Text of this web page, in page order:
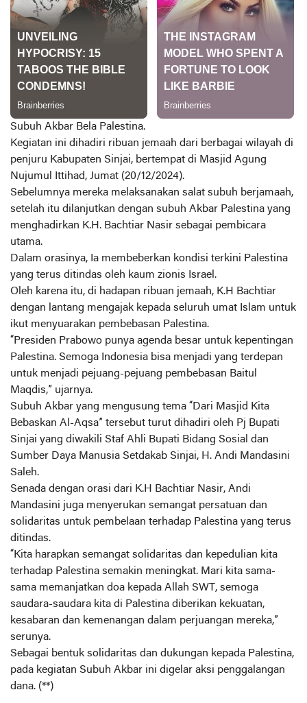
Subuh Akbar Bela Palestina.
Kegiatan ini dihadiri ribuan jemaah dari berbagai wilayah di
penjuru Kabupaten Sinjai, bertempat di Masjid Agung
Nujumul Ittihad, Jumat (20/12/2024).
Sebelumnya mereka melaksanakan salat subuh berjamaah,
setelah itu dilanjutkan dengan subuh Akbar Palestina yang
menghadirkan K.H. Bachtiar Nasir sebagai pembicara
utama.
Dalam orasinya, Ia membeberkan kondisi terkini Palestina
yang terus ditindas oleh kaum zionis Israel.
Oleh karena itu, di hadapan ribuan jemaah, K.H Bachtiar
dengan lantang mengajak kepada seluruh umat Islam untuk
ikut menyuarakan pembebasan Palestina.
“Presiden Prabowo punya agenda besar untuk kepentingan
Palestina. Semoga Indonesia bisa menjadi yang terdepan
untuk menjadi pejuang-pejuang pembebasan Baitul
Maqdis,” ujarnya.
Subuh Akbar yang mengusung tema “Dari Masjid Kita
Bebaskan Al-Aqsa” tersebut turut dihadiri oleh Pj Bupati
Sinjai yang diwakili Staf Ahli Bupati Bidang Sosial dan
Sumber Daya Manusia Setdakab Sinjai, H. Andi Mandasini
Saleh.
Senada dengan orasi dari K.H Bachtiar Nasir, Andi
Mandasini juga menyerukan semangat persatuan dan
solidaritas untuk pembelaan terhadap Palestina yang terus
ditindas.
“Kita harapkan semangat solidaritas dan kepedulian kita
terhadap Palestina semakin meningkat. Mari kita sama-
sama memanjatkan doa kepada Allah SWT, semoga
saudara-saudara kita di Palestina diberikan kekuatan,
kesabaran dan kemenangan dalam perjuangan mereka,”
serunya.
Sebagai bentuk solidaritas dan dukungan kepada Palestina,
pada kegiatan Subuh Akbar ini digelar aksi penggalangan
dana. (**)